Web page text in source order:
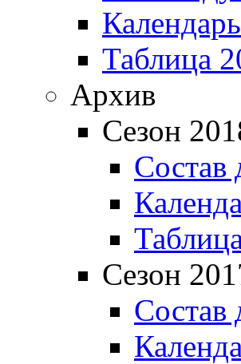
Таблица
Архив
Сезон
Состав
Сезон
Состав